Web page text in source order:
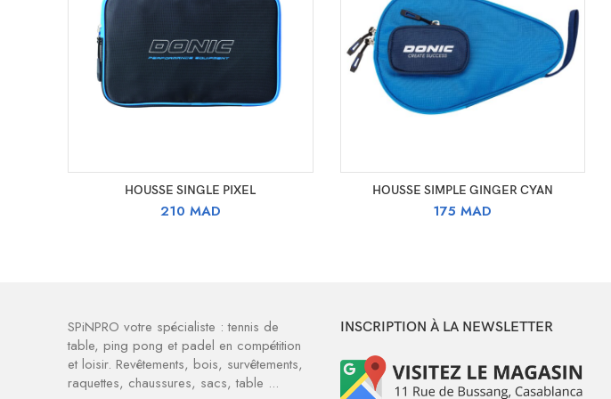
CHOIX DES OPTIONS
HOUSSE SINGLE PIXEL
210 MAD
AJOUTER AU PANIER
HOUSSE SIMPLE GINGER CYAN
175MAD
SPiNPRO votre spécialiste : tennis de
table, ping pong et padel en compétition
et loisir. Revêtements, bois, survêtements,
raquettes, chaussures, sacs, table ...
INSCRIPTION À LA NEWSLETTER